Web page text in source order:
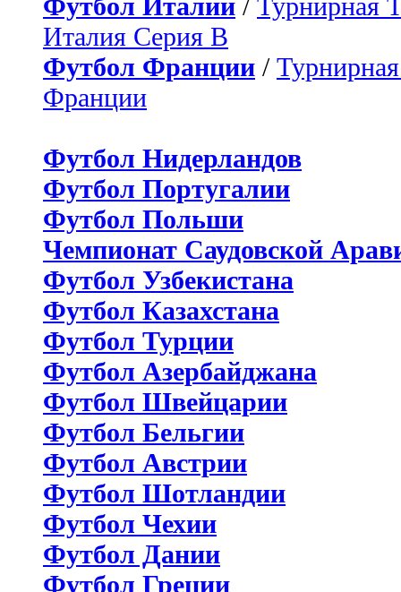
Италия Серия B
Футбол Франции /
Франции
Футбол Нидерландов
Футбол Португалии
Футбол Польши
Чемпионат Саудовской
Футбол Узбекистана
Футбол Казахстана
Футбол Турции
Футбол Азербайджана
Футбол Швейцарии
Футбол Бельгии
Футбол Австрии
Футбол Шотландии
Футбол Чехии
Футбол Дании
Футбол Греции